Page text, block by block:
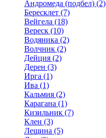
Андромеда (подбел) (2)
Бересклет (7)
Вейгела (18)
Вереск (10)
Водяника (2)
Волчник (2)
Дейция (2)
Дерен (3)
Ирга (1)
Ива (1)
Кальмия (2)
Карагана (1)
Кизильник (7)
Клен (3)
Лещина (5)